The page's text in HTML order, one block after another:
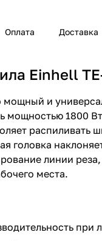
Оплата Доставка
Einhell
и
мощностью 1800
головка
линии
места.
при